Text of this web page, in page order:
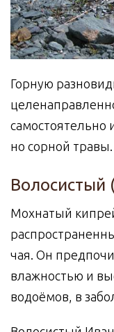
Горную
самостоятельно
но сорной травы.
Волосистый
Мохнатый
чая. Он
влажностью и
водоёмов, в